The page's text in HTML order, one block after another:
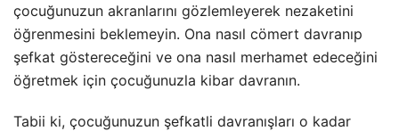
çocuğunuzun akranlarını gözlemleyerek nezaketini
öğrenmesini beklemeyin. Ona nasıl cömert davranıp
şefkat göstereceğini ve ona nasıl merhamet edeceğini
öğretmek için çocuğunuzla kibar davranın.
Tabii ki, çocuğunuzun şefkatli davranışları o kadar